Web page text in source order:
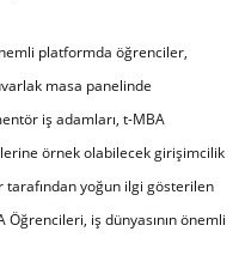
platformda öğrenciler,
masa panelinde
iş adamları, t-MBA
örnek olabilecek girişimcilik
tarafından yoğun ilgi gösterilen
Öğrencileri, iş dünyasının önemli